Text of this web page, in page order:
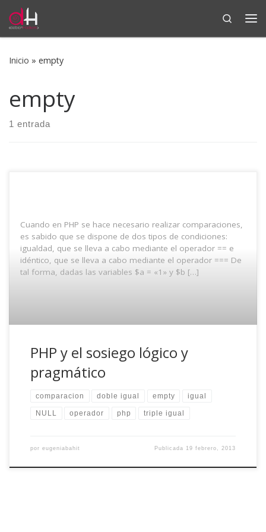
Saltar al contenido
Search
Inicio » empty
empty
1 entrada
Cuando en PHP se hace necesario realizar comparaciones,
es sabido que se dispone de dos tipos de condiciones:
igualdad, que se lleva a cabo mediante el operador == e
idéntico, que se lleva a cabo mediante el operador === De
tal forma, dadas las variables $a = «1» y $b […]
PHP y el sosiego lógico y
pragmático
comparacion doble igual empty igual
NULL operador php triple igual
por eugeniabahit Publicada 19 febrero, 2013